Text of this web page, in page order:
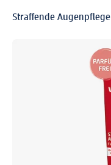
Straffende Augenpflege